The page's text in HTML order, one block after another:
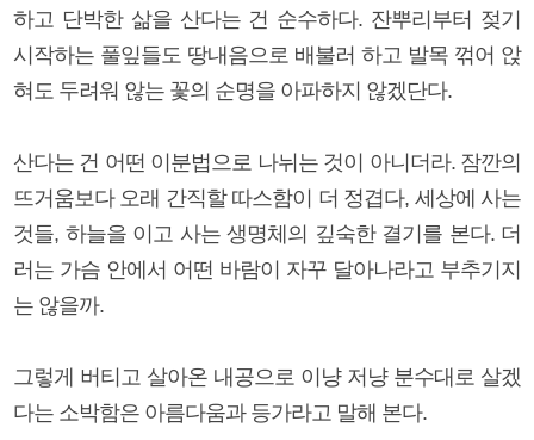
하고 단박한 삶을 산다는 건 순수하다. 잔뿌리부터 젖기
시작하는 풀잎들도 땅내음으로 배불러 하고 발목 꺾어 앉
혀도 두려워 않는 꽃의 순명을 아파하지 않겠단다.
산다는 건 어떤 이분법으로 나뉘는 것이 아니더라. 잠깐의
뜨거움보다 오래 간직할 따스함이 더 정겹다, 세상에 사는
것들, 하늘을 이고 사는 생명체의 깊숙한 결기를 본다. 더
러는 가슴 안에서 어떤 바람이 자꾸 달아나라고 부추기지
는 않을까.
그렇게 버티고 살아온 내공으로 이냥 저냥 분수대로 살겠
다는 소박함은 아름다움과 등가라고 말해 본다.